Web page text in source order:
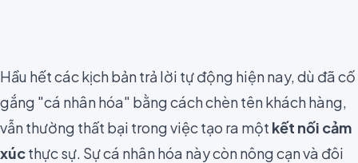
Hầu hết các kịch bản trả lời tự động hiện nay, dù đã cố
gắng "cá nhân hóa" bằng cách chèn tên khách hàng,
vẫn thường thất bại trong việc tạo ra một kết nối cảm
xúcthực sự. Sự cá nhân hóa này còn nông cạn và đôi